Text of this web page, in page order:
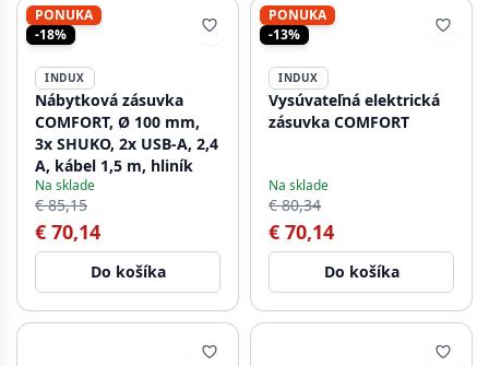
PONUKA
-18%
INDUX
Nábytková zásuvka
COMFORT, Ø 100 mm,
3x SHUKO, 2x USB-A, 2,4
A, kábel 1,5 m, hliník
Na sklade
€ 85,15
€ 70,14
Do košíka
PONUKA
-13%
INDUX
Vysúvateľná elektrická
zásuvka COMFORT
Na sklade
€ 80,34
€ 70,14
Do košíka